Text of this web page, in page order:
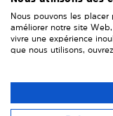
Nous pouvons les
améliorer notre site
vivre une expérience
que nous utilisons,